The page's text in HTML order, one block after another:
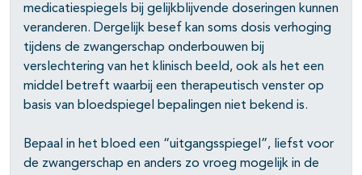
open- en dichtklappen
medicatiespiegels bij gelijkblijvende doseringen kunnen
veranderen. Dergelijk besef kan soms dosis verhoging
tijdens de zwangerschap onderbouwen bij
verslechtering van het klinisch beeld, ook als het een
middel betreft waarbij een therapeutisch venster op
basis van bloedspiegel bepalingen niet bekend is.
Bepaal in het bloed een “uitgangsspiegel”, liefst voor
de zwangerschap en anders zo vroeg mogelijk in de